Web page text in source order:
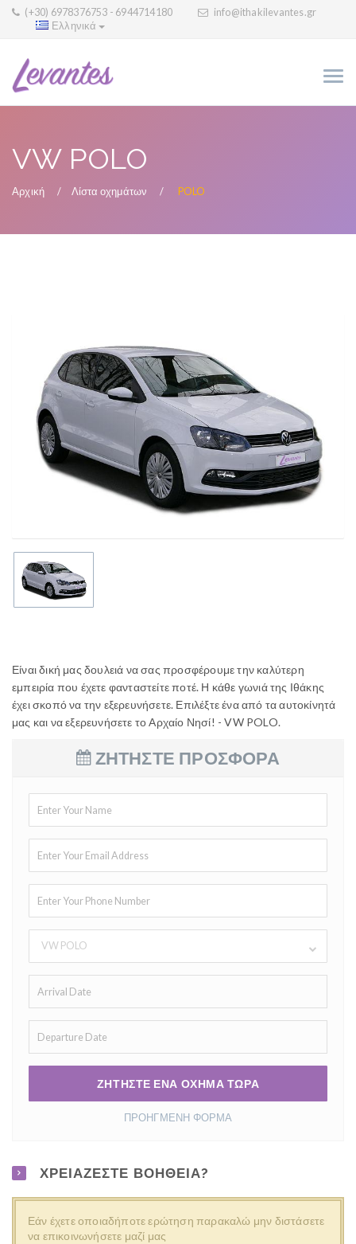
(+30) 6978376753 - 6944714180
info@ithakilevantes.gr
Ελληνικά
VW POLO
Αρχική Λίστα οχημάτων POLO
Είναι δική μας δουλειά να σας προσφέρουμε την καλύτερη
εμπειρία που έχετε φανταστείτε ποτέ. Η κάθε γωνιά της Ιθάκης
έχει σκοπό να την εξερευνήσετε. Επιλέξτε ένα από τα αυτοκίνητά
μας και να εξερευνήσετε το Αρχαίο Νησί! - VW POLO.
ΖΗΤΗΣΤΕ ΠΡΟΣΦΟΡΑ
VW POLO
ΖΗΤΗΣΤΕ ΕΝΑ ΟΧΗΜΑ ΤΩΡΑ
ΠΡΟΗΓΜΕΝΗ ΦΟΡΜΑ
ΧΡΕΙΑΖΕΣΤΕ ΒΟΗΘΕΙΑ?
Εάν έχετε οποιαδήποτε ερώτηση παρακαλώ μην διστάσετε
να επικοινωνήσετε μαζί μας